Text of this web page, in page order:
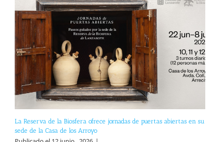
La Reserva de la Biosfera ofrece jornadas de puertas abiertas en su
sede de la Casa de los Arroyo